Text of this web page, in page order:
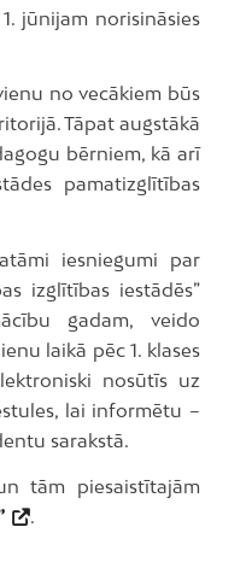
jūnijam norisināsies
no vecākiem būs
Tāpat augstākā
bērniem, kā arī
pamatizglītības
iesniegumi par
izglītības iestādēs”
gadam, veido
laikā pēc 1. klases
nosūtīs uz
lai informētu –
sarakstā.
tām piesaistītajām
.